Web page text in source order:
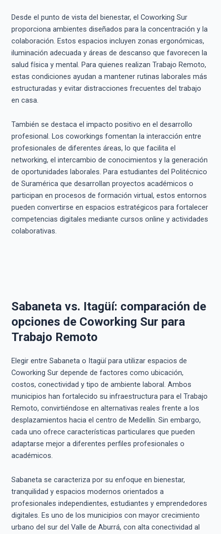
Desde el punto de vista del bienestar, el Coworking Sur
proporciona ambientes diseñados para la concentración y la
colaboración. Estos espacios incluyen zonas ergonómicas,
iluminación adecuada y áreas de descanso que favorecen la
salud física y mental. Para quienes realizan Trabajo Remoto,
estas condiciones ayudan a mantener rutinas laborales más
estructuradas y evitar distracciones frecuentes del trabajo
en casa.
También se destaca el impacto positivo en el desarrollo
profesional. Los coworkings fomentan la interacción entre
profesionales de diferentes áreas, lo que facilita el
networking, el intercambio de conocimientos y la generación
de oportunidades laborales. Para estudiantes del Politécnico
de Suramérica que desarrollan proyectos académicos o
participan en procesos de formación virtual, estos entornos
pueden convertirse en espacios estratégicos para fortalecer
competencias digitales mediante cursos online y actividades
colaborativas.
Sabaneta vs. Itagüí: comparación de
opciones de Coworking Sur para
Trabajo Remoto
Elegir entre Sabaneta o Itagüí para utilizar espacios de
Coworking Sur depende de factores como ubicación,
costos, conectividad y tipo de ambiente laboral. Ambos
municipios han fortalecido su infraestructura para el Trabajo
Remoto, convirtiéndose en alternativas reales frente a los
desplazamientos hacia el centro de Medellín. Sin embargo,
cada uno ofrece características particulares que pueden
adaptarse mejor a diferentes perfiles profesionales o
académicos.
Sabaneta se caracteriza por su enfoque en bienestar,
tranquilidad y espacios modernos orientados a
profesionales independientes, estudiantes y emprendedores
digitales. Es uno de los municipios con mayor crecimiento
urbano del sur del Valle de Aburrá, con alta conectividad al